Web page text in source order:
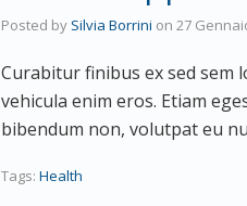
Posted by Silvia Borrini on 27
Curabitur finibus ex sed sem
vehicula enim eros. Etiam
bibendum non, volutpat eu
Tags: Health